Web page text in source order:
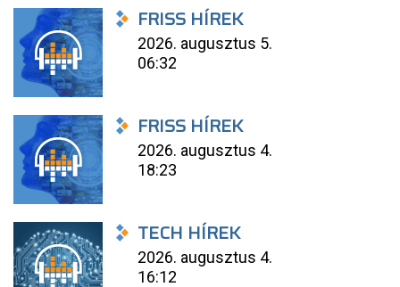
FRISS HÍREK
2026. augusztus 5.
06:32
FRISS HÍREK
2026. augusztus 4.
18:23
TECH HÍREK
2026. augusztus 4.
16:12